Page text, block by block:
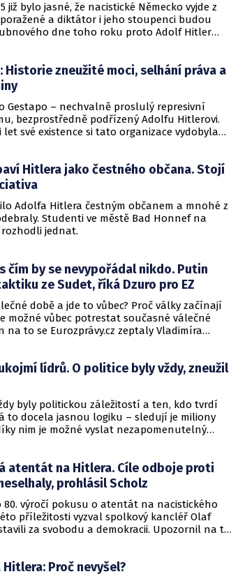
bylo jasné, že nacistické Německo vyjde z
a diktátor i jeho stoupenci budou
dne toho roku proto Adolf Hitler
Historie zneužité moci, selhání práva a
Gestapo – nechvalně proslulý represivní
bezprostředně podřízený Adolfu Hitlerovi.
své existence si tato organizace vydobyla
epochu evropských dějin.
Hitlera jako čestného občana. Stojí
Adolfa Hitlera čestným občanem a mnohé z
Studenti ve městě Bad Honnef na
jednat.
čím by se nevypořádal nikdo. Putin
ze Sudet, říká Dzuro pro EZ
době a jde to vůbec? Proč války začínají
možné vůbec potrestat současné válečné
na to se Eurozprávy.cz zeptaly Vladimíra
lídrů. O politice byly vždy, zneužil
byly politickou záležitostí a ten, kdo tvrdí
to docela jasnou logiku – sledují je miliony
nim je možné vyslat nezapomenutelný
atentát na Hitlera. Cíle odboje proti
prohlásil Scholz
80. výročí pokusu o atentát na nacistického
příležitosti vyzval spolkový kancléř Olaf
za svobodu a demokracii. Upozornil na to
Proč nevyšel?